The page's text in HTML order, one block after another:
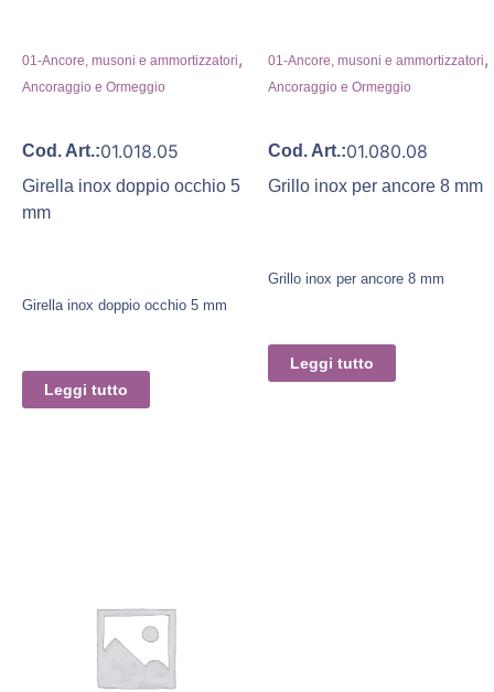
01-Ancore, musoni e ammortizzatori,
Ancoraggio e Ormeggio
Cod. Art.:01.018.05
Girella inox doppio occhio 5
mm
Girella inox doppio occhio 5 mm
Leggi tutto
01-Ancore, musoni e ammortizzatori,
Ancoraggio e Ormeggio
Cod. Art.:01.080.08
Grillo inox per ancore 8 mm
Grillo inox per ancore 8 mm
Leggi tutto